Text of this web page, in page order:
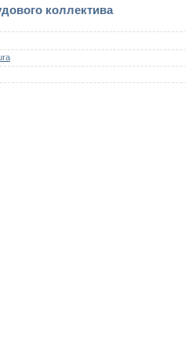
коллектива